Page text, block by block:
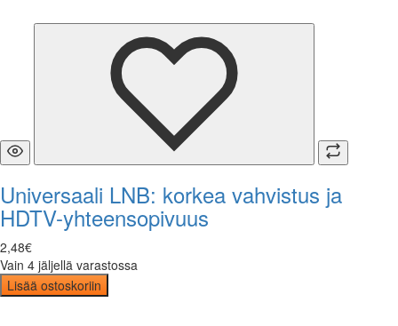
Universaali LNB: korkea vahvistus ja
HDTV-yhteensopivuus
2,48€
Vain 4 jäljellä varastossa
Lisää ostoskoriin